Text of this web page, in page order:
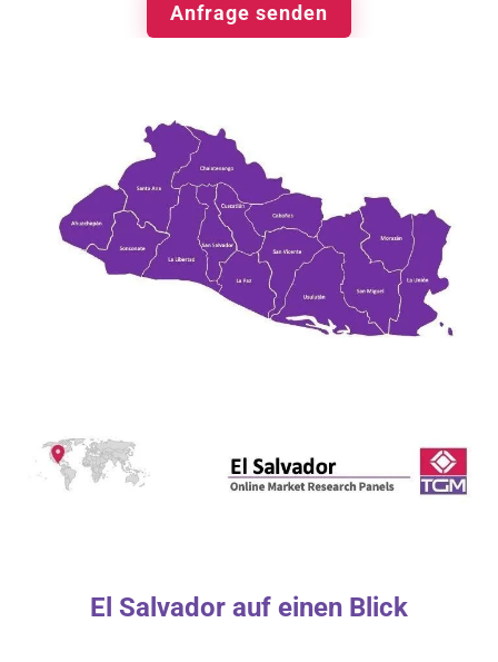
Anfrage senden
El Salvador auf einen Blick